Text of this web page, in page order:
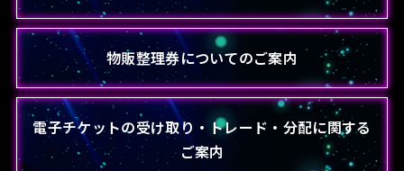
物販整理券についてのご案内
電子チケットの受け取り・トレード・分配に関する
ご案内